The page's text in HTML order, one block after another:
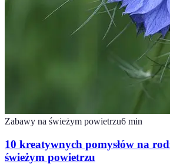
Zabawy na świeżym powietrzu6 min
10 kreatywnych pomysłów na
świeżym powietrzu